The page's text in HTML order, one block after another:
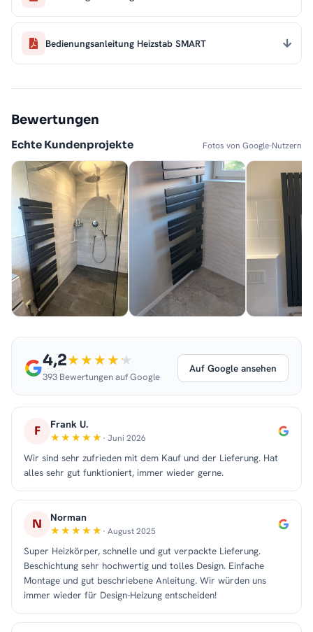
Bedienungsanleitung Heizstab SMART
Bewertungen
Echte Kundenprojekte Fotos von Google-Nutzern
4,2
393 Bewertungen auf Google
Auf Google ansehen
F Frank U.
· Juni 2026
Wir sind sehr zufrieden mit dem Kauf und der Lieferung. Hat
alles sehr gut funktioniert, immer wieder gerne.
N Norman
· August 2025
Super Heizkörper, schnelle und gut verpackte Lieferung.
Beschichtung sehr hochwertig und tolles Design. Einfache
Montage und gut beschriebene Anleitung. Wir würden uns
immer wieder für Design-Heizung entscheiden!